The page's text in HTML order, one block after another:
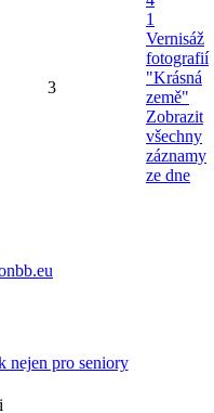
3
1
Vernisáž
fotografií
"Krásná
země"
Zobrazit
všechny
záznamy
ze dne
nejen pro seniory